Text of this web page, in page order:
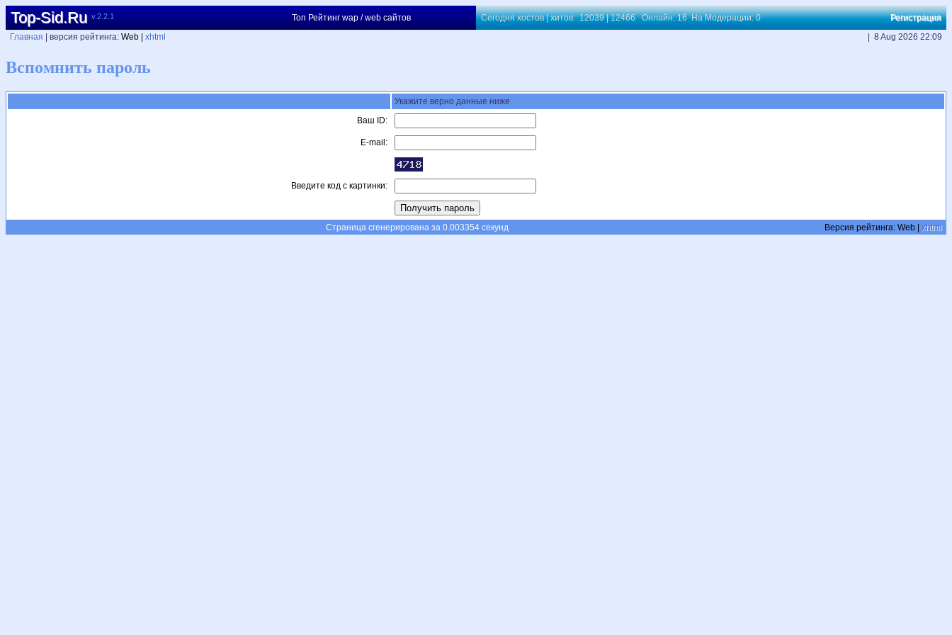
Top-Sid.Ru v.2.2.1 Топ Рейтинг wap / web сайтов Сегодня хостов | хитов: 12039 | 12466 Онлайн: 16 На Модерации: 0
Регистрация
Главная
| версия рейтинга: Web | xhtml | 8 Aug 2026 22:09
Вспомнить пароль
Укажите верно данные ниже
Ваш ID:
E-mail:
Введите код с картинки:
Страница сгенерирована за 0.003354 секунд Версия рейтинга: Web | xhtml